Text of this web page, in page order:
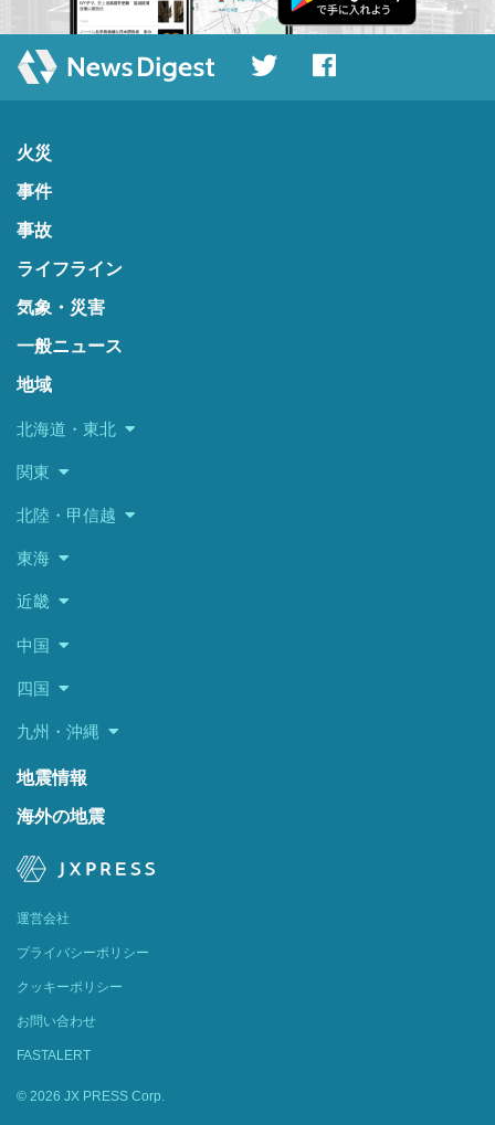
火災
事件
事故
ライフライン
気象・災害
一般ニュース
地域
北海道・東北
関東
北陸・甲信越
東海
近畿
中国
四国
九州・沖縄
地震情報
海外の地震
運営会社
プライバシーポリシー
クッキーポリシー
お問い合わせ
FASTALERT
© 2026 JX PRESS Corp.